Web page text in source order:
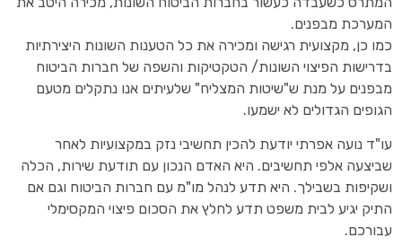
המערכת מבפנים.
כמו כן, מקצועית רגישה ומכירה את כל הטענות השונות היצירתיות
בדרישות הפיצוי השונות/ הטקטיקות והשפה של חברות הביטוח
מבפנים על מנת ש"שיטות המצליח" שלעיתים אנו נתקלים מטעם
הגופים הגדולים לא ישמעו.
עו"ד נועה אפרתי יודעת להכין תחשיבי נזק במקצועיות לאחר
שביצעה אלפי תחשיבים. היא האדם הנכון עם תודעת שירות, הכלה
ושקיפות בשבילך. היא תדע לנהל מו"מ עם חברות הביטוח וגם אם
התיק יגיע לבית משפט תדע לחלץ את הסכום פיצוי המקסימלי
עבורכם.